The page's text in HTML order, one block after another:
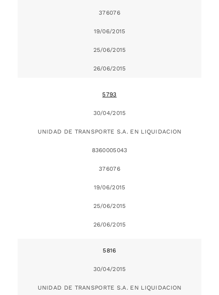
376076
19/06/2015
25/06/2015
26/06/2015
5793
30/04/2015
UNIDAD DE TRANSPORTE S.A. EN LIQUIDACION
8360005043
376076
19/06/2015
25/06/2015
26/06/2015
5816
30/04/2015
UNIDAD DE TRANSPORTE S.A. EN LIQUIDACION